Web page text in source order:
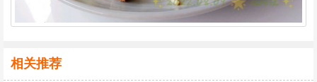
相关推荐